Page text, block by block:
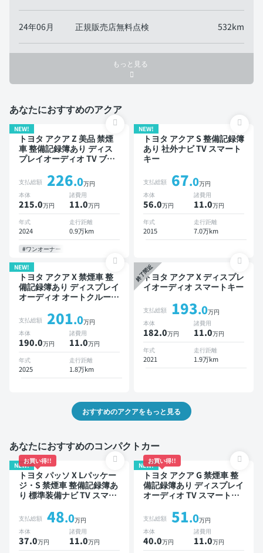
24年06月 正規販売店無料点検 532km
もっと見る
あなたにおすすめのアクア
NEW!
トヨタ アクア Z 美品 禁煙
車 整備記録簿あり ディス
プレイオーディオ TV ブラ
ートクルーズ スマートキー
ETC バックモニター 全方
位カメラ ドライブレコーダ
ー 衝突軽減
支払総額 226.0万円
本体
215.0万円
諸費用
11.0万円
年式
2024
走行距離
0.9万km
#ワンオーナー
NEW!
トヨタ アクア S 整備記録簿
あり 社外ナビ TV スマート
キー
支払総額 67.0万円
本体
56.0万円
諸費用
11.0万円
年式
2015
走行距離
7.0万km
NEW!
トヨタ アクア X 禁煙車 整
備記録簿あり ディスプレイ
オーディオ オートクルーズ
カメラ ドライブレコーダー
衝突軽減
支払総額 201.0万円
本体
190.0万円
諸費用
11.0万円
年式
2025
走行距離
1.8万km
終了間近
トヨタ アクア X ディスプレ
イオーディオ スマートキー
支払総額 193.0万円
本体
182.0万円
諸費用
11.0万円
年式
2021
走行距離
1.9万km
おすすめのアクアをもっと見る
あなたにおすすめのコンパクトカー
NEW!
お買い得!!
トヨタ パッソ X Lパッケー
ジ・S 禁煙車 整備記録簿あ
り 標準装備ナビ TV スマー
ー ドライブレコーダー 衝
突軽減
支払総額 48.0万円
本体
37.0万円
諸費用
11.0万円
NEW!
お買い得!!
トヨタ アクア G 禁煙車 整
備記録簿あり ディスプレイ
オーディオ TV スマートキ
支払総額 51.0万円
本体
40.0万円
諸費用
11.0万円